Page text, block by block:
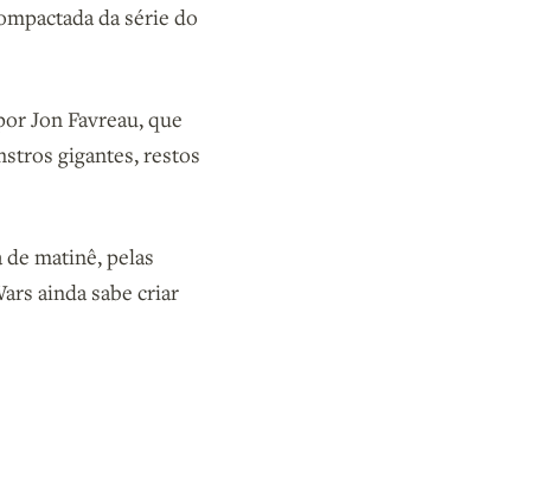
da série do
Jon Favreau, que
gigantes, restos
matinê, pelas
ainda sabe criar